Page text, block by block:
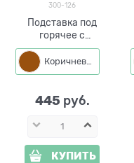
300-126
Подставка под
горячее с
подогревом от
свечи 300-126
Коричневый
445 руб.
КУПИТЬ